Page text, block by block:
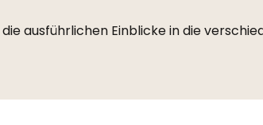
ausführlichen Einblicke in die